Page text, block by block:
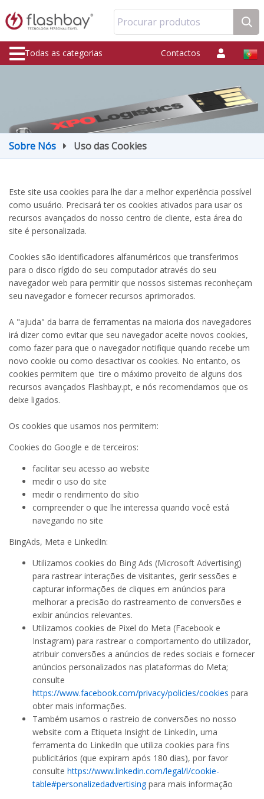
Procurar produtos
Todas as categorias Contactos
Sobre Nós Uso das Cookies
Este site usa cookies para lhe dar a melhor experiência possível
como usuário. Precisará ter os cookies ativados para usar os
recursos avançados do nosso centro de cliente, esta área do
site é personalizada.
Cookies são identificadores alfanuméricos que transferimos
para o disco rígido do seu computador através do seu
navegador web para permitir que nossos sistemas reconheçam
seu navegador e fornecer recursos aprimorados.
A "ajuda" da barra de ferramentas na maioria dos navegadores
irá dizer como evitar que seu navegador aceite novos cookies,
como fazer para que o navegador notifique quando recebe um
novo cookie ou como desactivar os cookies. No entanto, os
cookies permitem que tire o máximo proveito de alguns dos
recursos avançados Flashbay.pt, e nós recomendamos que os
deixe ligados.
Os cookies que usamos nos permitem:
Cookies do Google e de terceiros:
facilitar seu acesso ao website
medir o uso do site
medir o rendimento do sítio
compreender o que lhe interessa quando você está
navegando no site
BingAds, Meta e LinkedIn:
Utilizamos cookies do Bing Ads (Microsoft Advertising)
para rastrear interações de visitantes, gerir sessões e
capturar informações de cliques em anúncios para
melhorar a precisão do rastreamento de conversões e
exibir anúncios relevantes.
Utilizamos cookies de Pixel do Meta (Facebook e
Instagram) para rastrear o comportamento do utilizador,
atribuir conversões a anúncios de redes sociais e fornecer
anúncios personalizados nas plataformas do Meta;
consulte
https://www.facebook.com/privacy/policies/cookies para
obter mais informações.
Também usamos o rastreio de conversões no nosso
website com a Etiqueta Insight de LinkedIn, uma
ferramenta do LinkedIn que utiliza cookies para fins
publicitários (que expiram após 180 dias), por favor
consulte https://www.linkedin.com/legal/l/cookie-
table#personalizedadvertisingpara mais informação